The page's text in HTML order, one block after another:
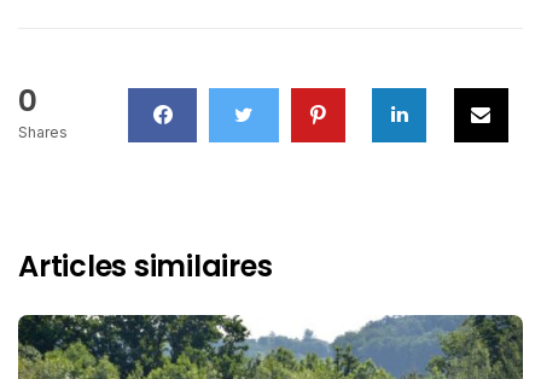
0
Shares
Articles similaires